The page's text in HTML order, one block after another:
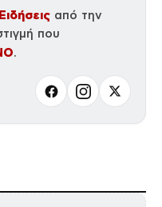
Ειδήσεις από την
που
.